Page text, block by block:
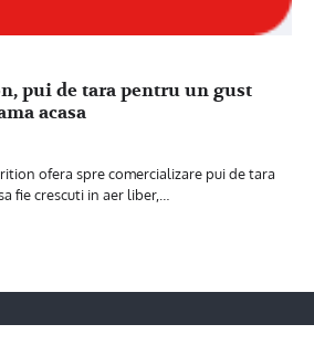
pui de tara pentru un gust
acasa
ofera spre comercializare pui de tara
fie crescuti in aer liber,…